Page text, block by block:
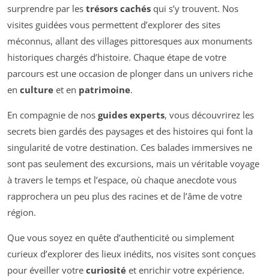
surprendre par les trésors cachés qui s’y trouvent. Nos
visites guidées vous permettent d’explorer des sites
méconnus, allant des villages pittoresques aux monuments
historiques chargés d’histoire. Chaque étape de votre
parcours est une occasion de plonger dans un univers riche
en culture et en patrimoine.
En compagnie de nos guides experts, vous découvrirez les
secrets bien gardés des paysages et des histoires qui font la
singularité de votre destination. Ces balades immersives ne
sont pas seulement des excursions, mais un véritable voyage
à travers le temps et l’espace, où chaque anecdote vous
rapprochera un peu plus des racines et de l’âme de votre
région.
Que vous soyez en quête d’authenticité ou simplement
curieux d’explorer des lieux inédits, nos visites sont conçues
pour éveiller votre curiosité et enrichir votre expérience.